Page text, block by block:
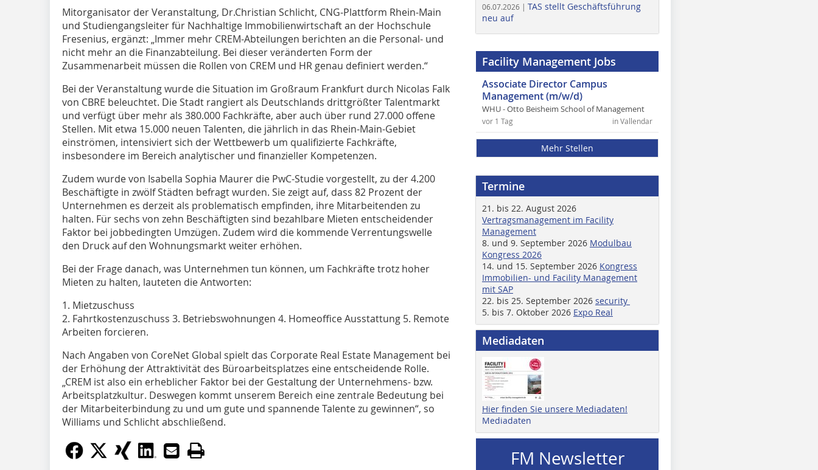
Mitorganisator der Veranstaltung, Dr.Christian Schlicht, CNG-Plattform Rhein-Main
und Studiengangsleiter für Nachhaltige Immobilienwirtschaft an der Hochschule
Fresenius, ergänzt: „Immer mehr CREM-Abteilungen berichten an die Personal- und
nicht mehr an die Finanzabteilung. Bei dieser veränderten Form der
Zusammenarbeit müssen die Rollen von CREM und HR genau definiert werden.“
Bei der Veranstaltung wurde die Situation im Großraum Frankfurt durch Nicolas Falk
von CBRE beleuchtet. Die Stadt rangiert als Deutschlands drittgrößter Talentmarkt
und verfügt über mehr als 380.000 Fachkräfte, aber auch über rund 27.000 offene
Stellen. Mit etwa 15.000 neuen Talenten, die jährlich in das Rhein-Main-Gebiet
einströmen, intensiviert sich der Wettbewerb um qualifizierte Fachkräfte,
insbesondere im Bereich analytischer und finanzieller Kompetenzen.
Zudem wurde von Isabella Sophia Maurer die PwC-Studie vorgestellt, zu der 4.200
Beschäftigte in zwölf Städten befragt wurden. Sie zeigt auf, dass 82 Prozent der
Unternehmen es derzeit als problematisch empfinden, ihre Mitarbeitenden zu
halten. Für sechs von zehn Beschäftigten sind bezahlbare Mieten entscheidender
Faktor bei jobbedingten Umzügen. Zudem wird die kommende Verrentungswelle
den Druck auf den Wohnungsmarkt weiter erhöhen.
Bei der Frage danach, was Unternehmen tun können, um Fachkräfte trotz hoher
Mieten zu halten, lauteten die Antworten:
1. Mietzuschuss
2. Fahrtkostenzuschuss 3. Betriebswohnungen 4. Homeoffice Ausstattung 5. Remote
Arbeiten forcieren.
Nach Angaben von CoreNet Global spielt das Corporate Real Estate Management bei
der Erhöhung der Attraktivität des Büroarbeitsplatzes eine entscheidende Rolle.
„CREM ist also ein erheblicher Faktor bei der Gestaltung der Unternehmens- bzw.
Arbeitsplatzkultur. Deswegen kommt unserem Bereich eine zentrale Bedeutung bei
der Mitarbeiterbindung zu und um gute und spannende Talente zu gewinnen“, so
Williams und Schlicht abschließend.
06.07.2026 | TAS stellt Geschäftsführung
neu auf
Facility Management Jobs
Associate Director Campus
Management (m/w/d)
WHU - Otto Beisheim School of Management
in Vallendar
vor 1 Tag
Mehr Stellen
Termine
21. bis 22. August 2026
Vertragsmanagement im Facility
Management
8. und 9. September 2026 Modulbau
Kongress 2026
14. und 15. September 2026 Kongress
Immobilien- und Facility Management
mit SAP
22. bis 25. September 2026 security
5. bis 7. Oktober 2026 Expo Real
Mediadaten
Hier finden Sie unsere Mediadaten!
Mediadaten
FM Newsletter